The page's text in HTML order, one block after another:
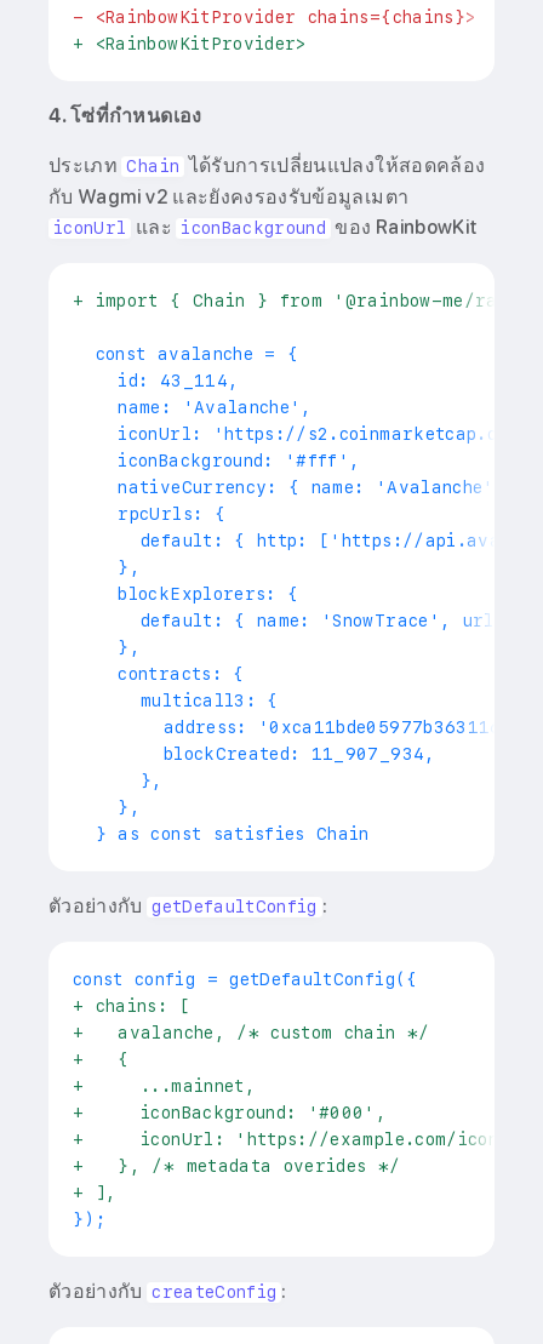
- <RainbowKitProvider chains={chains}>
+ <RainbowKitProvider>
4. โซ่ที่กำหนดเอง
ประเภท Chain ได้รับการเปลี่ยนแปลงให้สอดคล้อง
กับ Wagmi v2 และยังคงรองรับข้อมูลเมตา
iconUrl และ iconBackground ของ RainbowKit
+ import { Chain } from '@rainbow-me/
const avalanche = {
   id: 43_114,
   name: 'Avalanche',
iconUrl: 'https://
   iconBackground: '#fff',
nativeCurrency: { name: 'Avalanche',
   rpcUrls: {
default: { http: ['https://
   },
   blockExplorers: {
default: { name: 'SnowTrace', url:
   },
   contracts: {
     multicall3: {
address:
       blockCreated: 11_907_934,
     },
   },
} as const satisfies Chain
ตัวอย่างกับ getDefaultConfig :
+ chains: [
+
   avalanche, /* custom chain */
+
   {
+
     ...mainnet,
+
     iconBackground: '#000',
+
iconUrl: 'https://example.com/icons/
+
   }, /* metadata overides */
+ ],
ตัวอย่างกับ createConfig :